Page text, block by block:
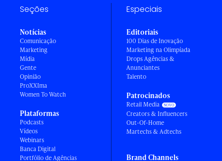
Seções
Notícias
Comunicação
Marketing
Mídia
Gente
Opinião
ProXXIma
Women To Watch
Plataformas
Podcasts
Vídeos
Webinars
Banca Digital
Portfólio de Agências
Especiais
Editoriais
100 Dias de Inovação
Marketing na Olimpíada
Drops Agências &
Anunciantes
Talento
Patrocinados
Retail Media
Creators & Influencers
Out-Of-Home
Martechs & Adtechs
Brand Channels